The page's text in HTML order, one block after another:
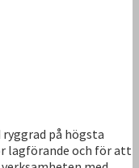
ryggrad på högsta
lagförande och för att